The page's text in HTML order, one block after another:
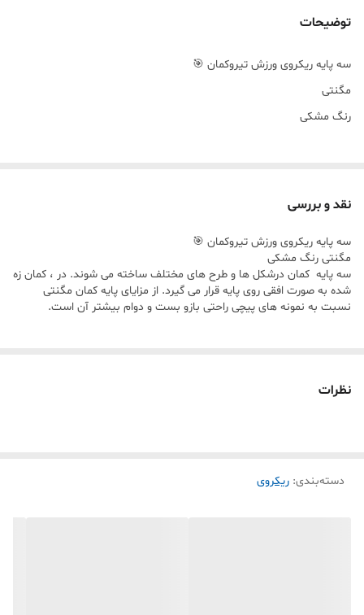
توضیحات
سه پایه ریکروی ورزش تیروکمان 🎯
مگنتی
رنگ مشکی
نقد و بررسی
سه پایه ریکروی ورزش تیروکمان 🎯
مگنتی رنگ مشکی
سه پایه کمان درشکل ها و طرح های مختلف ساخته می شوند. در ، کمان زه
شده به صورت افقی روی پایه قرار می گیرد. از مزایای پایه کمان مگنتی
نسبت به نمونه های پیچی راحتی بازو بست و دوام بیشتر آن است.
نظرات
دسته‌بندی: ریکروی